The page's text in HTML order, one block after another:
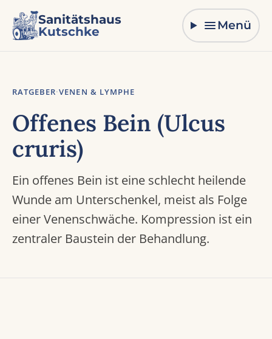
Zum Inhalt springen
Sanitätshaus
Kutschke
Menü
RATGEBER·VENEN & LYMPHE
Offenes Bein (Ulcus
cruris)
Ein offenes Bein ist eine schlecht heilende
Wunde am Unterschenkel, meist als Folge
einer Venenschwäche. Kompression ist ein
zentraler Baustein der Behandlung.